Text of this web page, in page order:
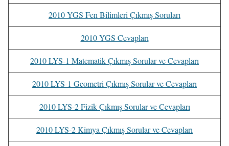
2010 YGS Fen Bilimleri Çıkmış Soruları
2010 YGS Cevapları
2010 LYS-1 Matematik Çıkmış Sorular ve Cevapları
2010 LYS-1 Geometri Çıkmış Sorular ve Cevapları
2010 LYS-2 Fizik Çıkmış Sorular ve Cevapları
2010 LYS-2 Kimya Çıkmış Sorular ve Cevapları